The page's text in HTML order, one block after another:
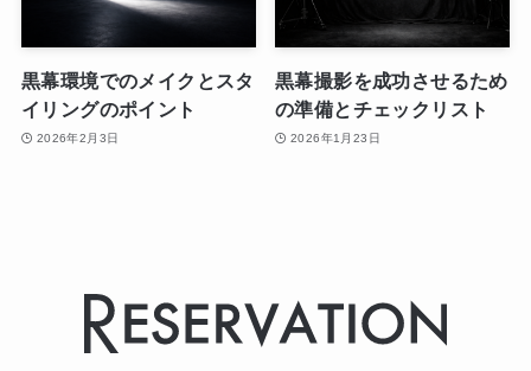
黒幕環境でのメイクとスタ
イリングのポイント
2026年2月3日
黒幕撮影を成功させるため
の準備とチェックリスト
2026年1月23日